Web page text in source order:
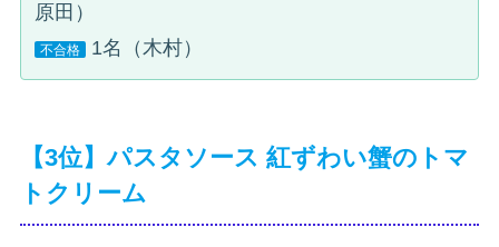
原田）
不合格 1名（木村）
【3位】パスタソース 紅ずわい蟹のトマ
トクリーム